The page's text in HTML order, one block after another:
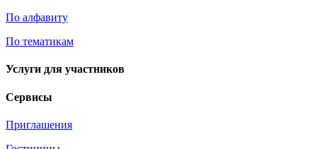
По алфавиту
По тематикам
Услуги для участников
Сервисы
Приглашения